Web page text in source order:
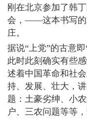
刚在北京参加了韩
会，――这本书写的
庄。
据说“上党”的古意
此时此刻确实有些
述着中国革命和社
持、发展、壮大，
题：土豪劣绅、小
户、三农问题等等